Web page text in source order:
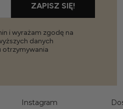
ZAPISZ SIĘ!
i wyrażam zgodę na
danych
otrzymywania
Instagram